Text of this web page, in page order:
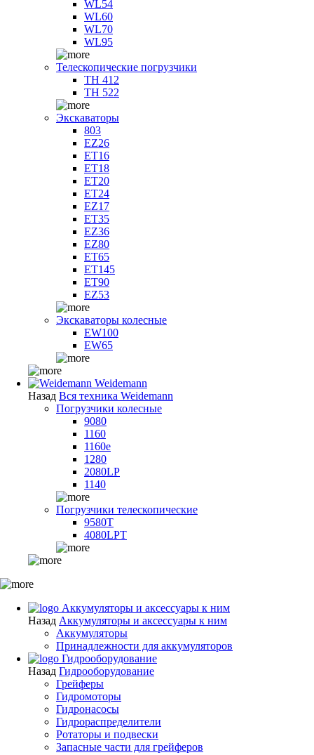
WL54
WL60
WL70
WL95
Телескопические погрузчики
TH 412
TH 522
Экскаваторы
803
EZ26
ET16
ET18
ET20
ET24
EZ17
ET35
EZ36
EZ80
ET65
ET145
ET90
EZ53
Экскаваторы колесные
EW100
EW65
Weidemann
Назад Вся техника Weidemann
Погрузчики колесные
9080
1160
1160e
1280
2080LP
1140
Погрузчики телескопические
9580T
4080LPT
Аккумуляторы и аксессуары к ним
Назад Аккумуляторы и аксессуары к ним
Аккумуляторы
Принадлежности для аккумуляторов
Гидрооборудование
Назад Гидрооборудование
Грейферы
Гидромоторы
Гидронасосы
Гидрораспределители
Ротаторы и подвески
Запасные части для грейферов